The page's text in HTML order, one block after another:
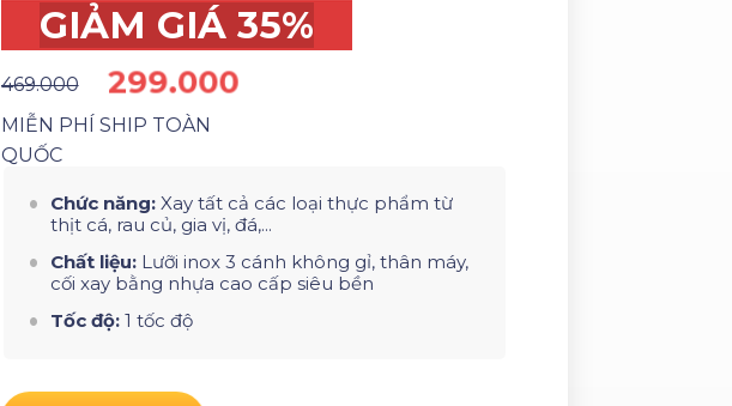
Chức năng: Xay tất cả các loại thực phẩm từ
thịt cá, rau củ, gia vị, đá,...
Chất liệu:Lưỡi inox 3 cánh không gỉ, thân máy,
cối xay bằng nhựa cao cấp siêu bền
Tốc độ:1 tốc độ
MIỄN PHÍ SHIP TOÀN
QUỐC
GIẢM GIÁ 35%
299.000
469.000